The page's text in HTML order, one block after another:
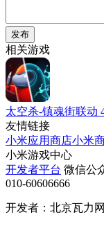
发布
相关游戏
太空杀-镇魂街联动
友情链接
小米应用商店小米
小米游戏中心
开发者平台 微信公
010-60606666
开发者：北京瓦力